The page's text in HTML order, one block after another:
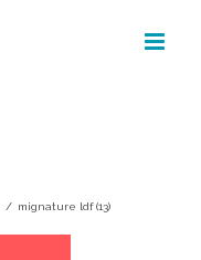
/ mignature ldf (13)